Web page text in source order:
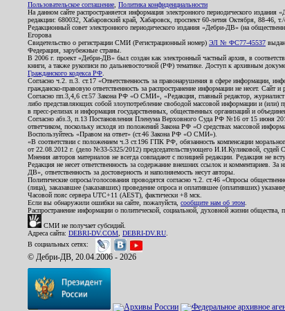
Пользовательское соглашение Политика конфиденциальности
На данном сайте распространяется информация электронного периодического
редакции: 680032, Хабаровский край, Хабаровск, проспект 60-летия Октября, 88-46,
Редакционный совет электронного периодического издания «Дебри-ДВ» (на
Егорова
Свидетельство о регистрации СМИ (Регистрационный номер) ЭЛ № ФС77-45537
Федерация, зарубежные страны.
В 2006 г. проект «Дебри-ДВ» был создан как электронный частный архив, в
книги, а также рукописи по дальневосточной (РФ) тематике. Доступ к архивным
Гражданского кодекса РФ
Согласно ч.2. п.3. ст.17 «Ответственность за правонарушения в сфере информации,
гражданско-правовую ответственность за распространение информации не несет.
Согласно пп.3,4,6 ст.57 Закона РФ «О СМИ», «Редакция, главный редактор, журналист
либо представляющих собой злоупотребление свободой массовой информации и
в пресс-релизах и информация государственных, общественных организаций и
Согласно абз.3, п.13 Постановления Пленума Верховного Суда РФ №16 от 15 июня
ответчиком, поскольку исходя из положений Закона РФ «О средствах массовой
Воспользуйтесь «Правом на ответ» (ст.46 Закона РФ «О СМИ»).
«В соответствии с положением ч.3 ст.196 ГПК РФ, обязанность компенсации
от 22.08.2012 г. (дело №33-5325/2012) председательствующего И.И.Куликовой,
Мнения авторов материалов не всегда совпадают с позицией редакции. Редакция не
Редакция не несет ответственность за содержание внешних ссылок и комментариев.
ДВ», ответственность за достоверность и наполняемость несут авторы.
Политические опросы/голосования проводятся согласно ч.2. ст.46 «Опросы
(лица), заказавшее (заказавших) проведение опроса и оплатившее (оплативших)
Часовой пояс сервера UTC+11 (AEST), фактически +8 мск.
Если вы обнаружили ошибки на сайте, пожалуйста, сообщите нам об этом
Распространение информации о политической, социальной, духовной жизни
СМИ не получает субсидий.
Адреса сайта: DEBRI-DV.COM DEBRI-DV.RU
В социальных сетях:
© Дебри-ДВ, 20.04.2006 - 2026